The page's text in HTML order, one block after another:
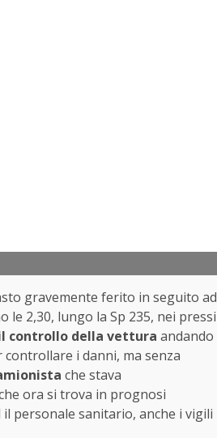
gravemente ferito in seguito ad
le 2,30, lungo la Sp 235, nei pressi
controllo della vettura andando
i danni, ma senza
che stava
ora si trova in prognosi
personale sanitario, anche i vigili